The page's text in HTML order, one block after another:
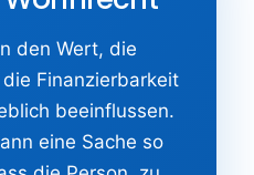
den Wert, die
Finanzierbarkeit
beeinflussen.
eine Sache so